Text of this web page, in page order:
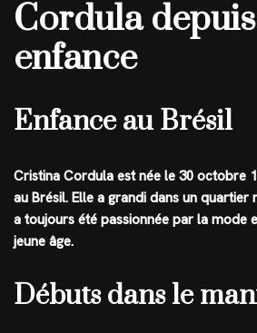
Cordula
enfance
Enfance au Brésil
Cristina Cordula est née le 30 octobre
au Brésil. Elle a grandi dans un
a toujours été passionnée par la mode
jeune âge.
Débuts dans le